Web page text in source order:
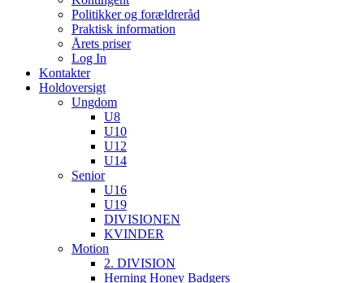
Politikker og forældreråd
Praktisk information
Årets priser
Log In
Kontakter
Holdoversigt
Ungdom
U8
U10
U12
U14
Senior
U16
U19
DIVISIONEN
KVINDER
Motion
2. DIVISION
Herning Honey Badgers